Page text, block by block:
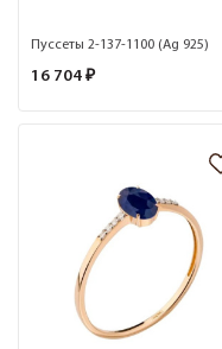
Пуссеты 2-137-1100 (Ag 925)
16 704 ₽